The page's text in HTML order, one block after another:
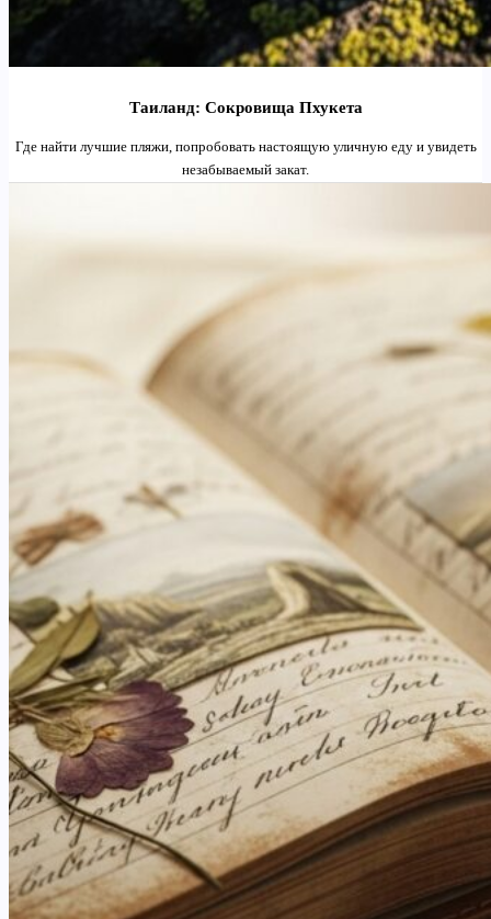
Таиланд: Сокровища Пхукета
Где найти лучшие пляжи, попробовать настоящую уличную еду и увидеть
незабываемый закат.